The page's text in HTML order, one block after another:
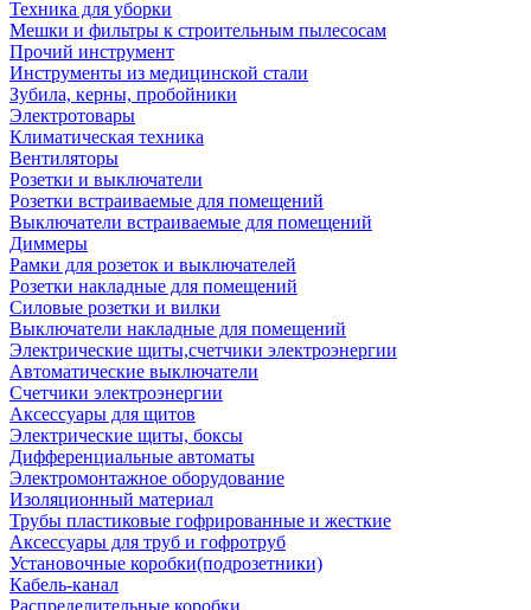
Техника для уборки
Мешки и фильтры к строительным пылесосам
Прочий инструмент
Инструменты из медицинской стали
Зубила, керны, пробойники
Электротовары
Климатическая техника
Вентиляторы
Розетки и выключатели
Розетки встраиваемые для помещений
Выключатели встраиваемые для помещений
Диммеры
Рамки для розеток и выключателей
Розетки накладные для помещений
Силовые розетки и вилки
Выключатели накладные для помещений
Электрические щиты,счетчики электроэнергии
Автоматические выключатели
Счетчики электроэнергии
Аксессуары для щитов
Электрические щиты, боксы
Дифференциальные автоматы
Электромонтажное оборудование
Изоляционный материал
Трубы пластиковые гофрированные и жесткие
Аксессуары для труб и гофротруб
Установочные коробки(подрозетники)
Кабель-канал
Распределительные коробки